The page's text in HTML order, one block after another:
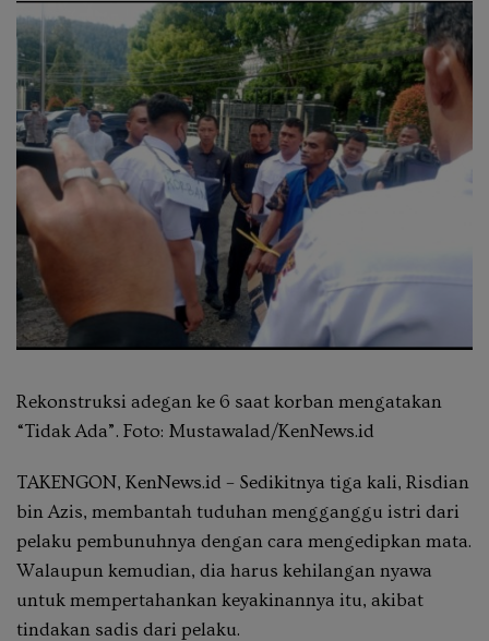
Rekonstruksi adegan ke 6 saat korban mengatakan
“Tidak Ada”. Foto: Mustawalad/KenNews.id
TAKENGON, KenNews.id – Sedikitnya tiga kali, Risdian
bin Azis, membantah tuduhan mengganggu istri dari
pelaku pembunuhnya dengan cara mengedipkan mata.
Walaupun kemudian, dia harus kehilangan nyawa
untuk mempertahankan keyakinannya itu, akibat
tindakan sadis dari pelaku.